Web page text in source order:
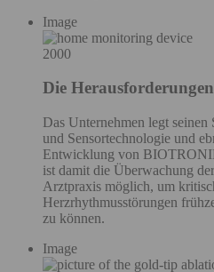
Image
2000
Die
Das Unternehmen legt
und Sensortechnologie und
Entwicklung von
ist damit die Überwachung
Arztpraxis möglich, um
Herzrhythmusstörungen
zu können.
Image